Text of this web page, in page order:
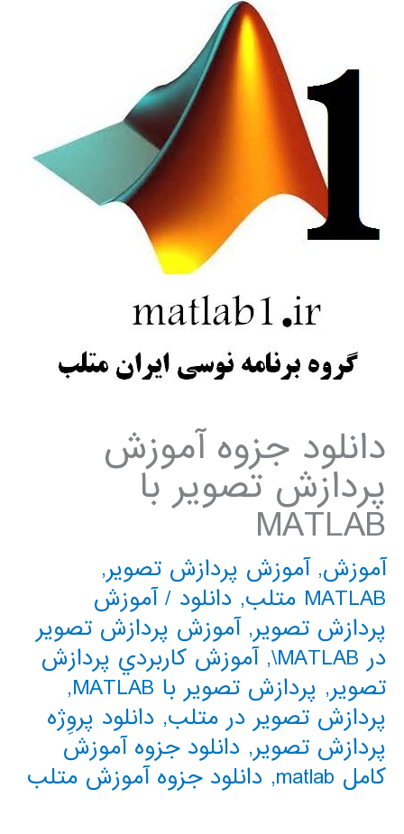
دانلود جزوه آموزش
پردازش تصویر با
MATLAB
آموزش,آموزش پردازش تصویر,
MATLAB متلب
, دانلود /آموزش
پردازش تصوير,آموزش پردازش تصوير
در MATLAB\
,آموزش كاربردي پردازش
تصوير, پردازش تصوير با MATLAB
,
پردازش تصوير در متلب, دانلود پروِژه
پردازش تصوير, دانلود جزوه آموزش
کامل matlab
, دانلود جزوه آموزش متلب